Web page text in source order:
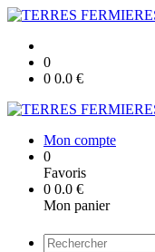
0
0 0.0 €
Mon compte
0
Favoris
0 0.0 €
Mon panier